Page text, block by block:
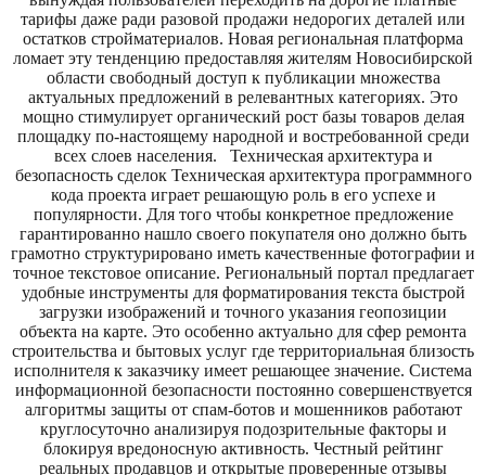
тарифы даже ради разовой продажи недорогих деталей или
остатков стройматериалов. Новая региональная платформа
ломает эту тенденцию предоставляя жителям Новосибирской
области свободный доступ к публикации множества
актуальных предложений в релевантных категориях. Это
мощно стимулирует органический рост базы товаров делая
площадку по-настоящему народной и востребованной среди
всех слоев населения. Техническая архитектура и
безопасность сделок Техническая архитектура программного
кода проекта играет решающую роль в его успехе и
популярности. Для того чтобы конкретное предложение
гарантированно нашло своего покупателя оно должно быть
грамотно структурировано иметь качественные фотографии и
точное текстовое описание. Региональный портал предлагает
удобные инструменты для форматирования текста быстрой
загрузки изображений и точного указания геопозиции
объекта на карте. Это особенно актуально для сфер ремонта
строительства и бытовых услуг где территориальная близость
исполнителя к заказчику имеет решающее значение. Система
информационной безопасности постоянно совершенствуется
алгоритмы защиты от спам-ботов и мошенников работают
круглосуточно анализируя подозрительные факторы и
блокируя вредоносную активность. Честный рейтинг
реальных продавцов и открытые проверенные отзывы